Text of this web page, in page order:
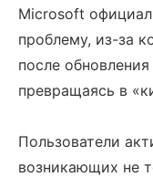
Microsoft
проблему, из-за
после
превращаясь в
Пользователи
возникающих не